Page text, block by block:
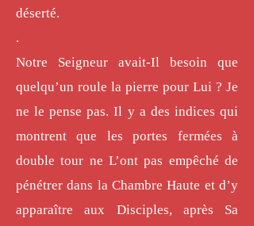
déserté.
.
Notre Seigneur avait-Il besoin que
quelqu’un roule la pierre pour Lui ? Je
ne le pense pas. Il y a des indices qui
montrent que les portes fermées à
double tour ne L’ont pas empêché de
pénétrer dans la Chambre Haute et d’y
apparaître aux Disciples, après Sa